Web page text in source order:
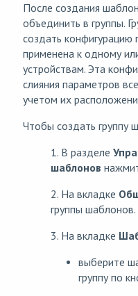
После создания
объединить в группы.
создать конфигурацию
применена к одному
устройствам. Эта
слияния параметров
учетом их
Чтобы создать группу
1. В разделе
шаблонов
2. На вкладке
группы шаблонов.
3. На вкладке
выберите
группу по